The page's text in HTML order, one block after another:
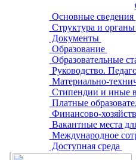
Основные сведения
Структура и органы
Документы
Образование
Образовательные
Руководство.
Материально-
Стипендии и иные
Платные
Финансово-
Вакантные места
Международное
Доступная среда